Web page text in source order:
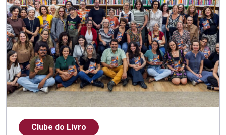
Clube do Livro